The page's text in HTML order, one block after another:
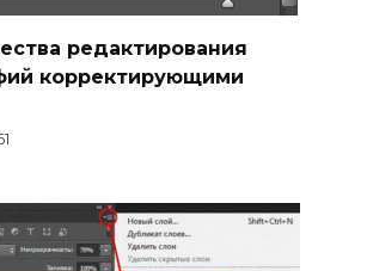
редактирования
корректирующими